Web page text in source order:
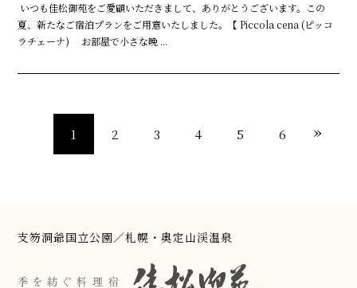
いつも佳松御苑をご愛顧いただきまして、ありがとうございます。この
夏、新たなご宿泊プランをご用意いたしました。【 Piccola cena (ピッコ
ラチェーナ) お部屋で小さな晩 ...
1 2 3 4 5 6 »
支笏洞爺国立公園／札幌・奥定山渓温泉